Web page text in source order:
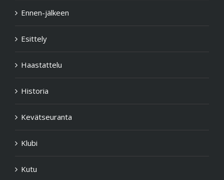
Ennen-jälkeen
Esittely
Haastattelu
Historia
Kevätseuranta
Klubi
Kutu